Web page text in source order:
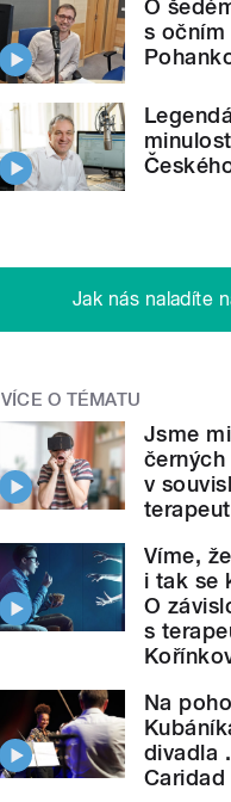
O
s očním
Jak nás naladíte
VÍCE O TÉMATU
Jsme
černých
v
Víme,
i tak se
O
s
Na
divadla
Caridad